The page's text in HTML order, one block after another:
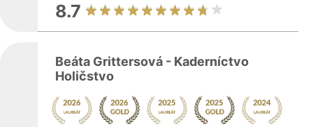
8.7
Beáta Grittersová - Kaderníctvo
Holičstvo